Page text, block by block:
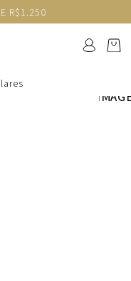
R$1.250